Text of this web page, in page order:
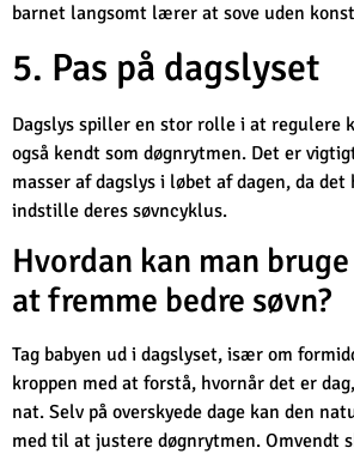
barnet langsomt lærer at sove uden
5. Pas på dagslyset
Dagslys spiller en stor rolle i at regulere
også kendt som døgnrytmen. Det er
masser af dagslys i løbet af dagen, da
indstille deres søvncyklus.
Hvordan kan man
at fremme bedre søvn?
Tag babyen ud i dagslyset, især om
kroppen med at forstå, hvornår det er
nat. Selv på overskyede dage kan den
med til at justere døgnrytmen. Omvendt